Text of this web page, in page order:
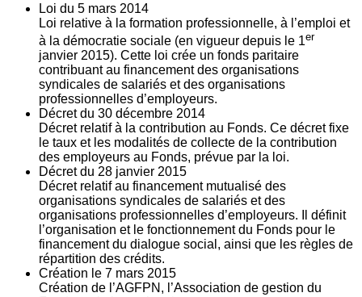
Loi du 5 mars 2014
Loi relative à la formation professionnelle, à l’emploi et
à la démocratie sociale (en vigueur depuis le 1er
janvier 2015). Cette loi crée un fonds paritaire
contribuant au financement des organisations
syndicales de salariés et des organisations
professionnelles d’employeurs.
Décret du 30 décembre 2014
Décret relatif à la contribution au Fonds. Ce décret fixe
le taux et les modalités de collecte de la contribution
des employeurs au Fonds, prévue par la loi.
Décret du 28 janvier 2015
Décret relatif au financement mutualisé des
organisations syndicales de salariés et des
organisations professionnelles d’employeurs. Il définit
l’organisation et le fonctionnement du Fonds pour le
financement du dialogue social, ainsi que les règles de
répartition des crédits.
Création le 7 mars 2015
Création de l’AGFPN, l’Association de gestion du